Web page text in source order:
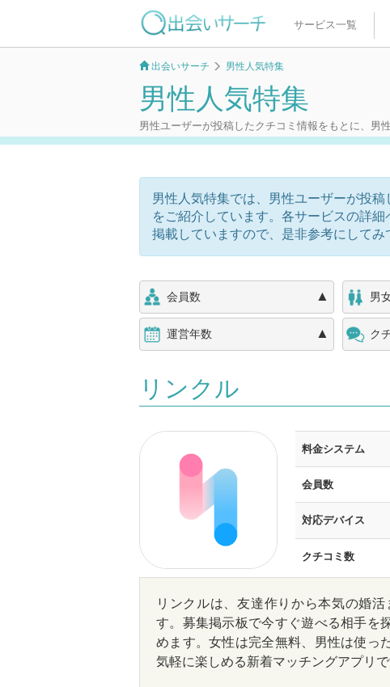
サービス一覧
出会いサーチ 男性人気特集
男性人気特集
男性ユーザーが投稿したクチコミ情報をもとに、男
男性人気特集では、男性ユーザーが投
をご紹介しています。各サービスの詳
掲載していますので、是非参考にしてみ
会員数 ▲ 男
運営年数 ▲ ク
リンクル
料金システム
会員数
対応デバイス
クチコミ数
リンクルは、友達作りから本気の婚
す。募集掲示板で今すぐ遊べる相手を
めます。女性は完全無料、男性は使っ
気軽に楽しめる新着マッチングアプリで